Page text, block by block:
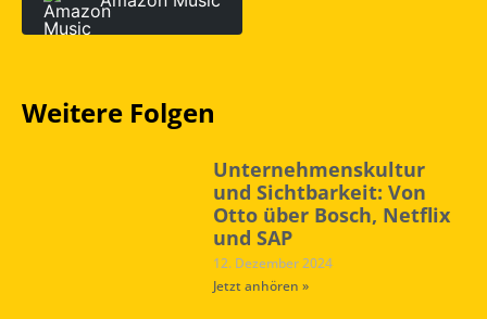
Weitere Folgen
Unternehmenskultur
und Sichtbarkeit: Von
Otto über Bosch, Netflix
und SAP
12. Dezember 2024
Jetzt anhören »